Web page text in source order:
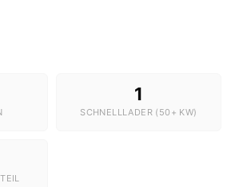
1
SCHNELLLADER (50+ KW)